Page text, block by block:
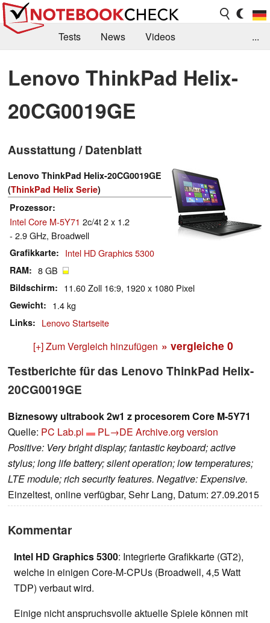
Tests News
Videos
Kaufberatung
Deals Suche
Jobs
Forum
...
Lenovo ThinkPad Helix-
20CG0019GE
Ausstattung / Datenblatt
Lenovo ThinkPad Helix-20CG0019GE
(ThinkPad Helix Serie)
Prozessor
Intel Core M-5Y71 2c/4t 2 x 1.2
- 2.9 GHz, Broadwell
Grafikkarte Intel HD Graphics 5300
RAM 8 GB
Bildschirm 11.60 Zoll 16:9, 1920 x 1080 Pixel
Gewicht 1.4 kg
Links Lenovo Startseite
[+] Zum Vergleich hinzufügen » vergleiche 0
Testberichte für das Lenovo ThinkPad Helix-
20CG0019GE
Biznesowy ultrabook 2w1 z procesorem Core M-5Y71
Quelle: PC Lab.pl PL→DE Archive.org version
Positive: Very bright display; fantastic keyboard; active
stylus; long life battery; silent operation; low temperatures;
LTE module; rich security features. Negative: Expensive.
Einzeltest, online verfügbar, Sehr Lang, Datum: 27.09.2015
Kommentar
Intel HD Graphics 5300: Integrierte Grafikkarte (GT2),
welche in einigen Core-M-CPUs (Broadwell, 4,5 Watt
TDP) verbaut wird.
Einige nicht anspruchsvolle aktuelle Spiele können mit